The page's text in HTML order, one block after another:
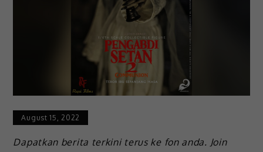
August 15, 2022
Dapatkan berita terkini terus ke fon anda. Join